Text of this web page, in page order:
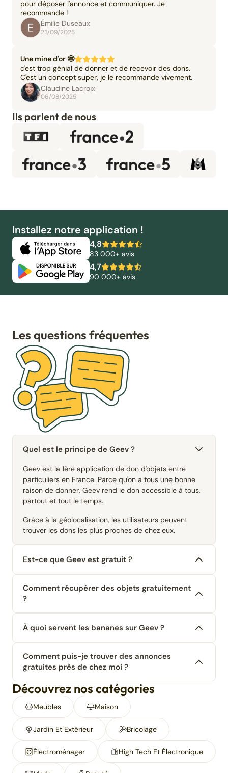
pour déposer l'annonce et communiquer. Je
recommande !
Émilie Duseaux
23/09/2025
Une mine d'or 🤩
c'est trop génial de donner et de recevoir des dons.
C'est un concept super, je le recommande vivement.
Claudine Lacroix
06/08/2025
Ils parlent de nous
Installez notre application !
4,8
83 000+ avis
4,7
90 000+ avis
Les questions fréquentes
Quel est le principe de Geev ?
Geev est la 1ère application de don d'objets entre
particuliers en France. Parce qu'on a tous une bonne
raison de donner, Geev rend le don accessible à tous,
partout et tout le temps.
Grâce à la géolocalisation, les utilisateurs peuvent
trouver les dons les plus proches de chez eux.
Est-ce que Geev est gratuit ?
Comment récupérer des objets gratuitement
?
À quoi servent les bananes sur Geev ?
Comment puis-je trouver des annonces
gratuites près de chez moi ?
Découvrez nos catégories
Meubles Maison
Jardin Et Extérieur Bricolage
Électroménager High Tech Et Électronique